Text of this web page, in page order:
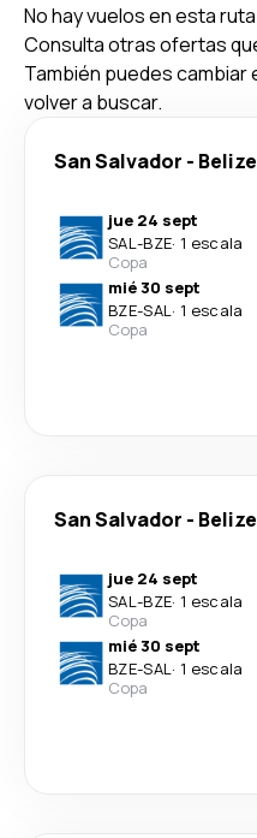
No hay vuelos en esta ruta
Consulta otras ofertas
También puedes
volver a buscar.
San Salvador -
jue 24 sept
SAL-BZE· 1 escala
Copa
mié 30 sept
BZE-SAL· 1 escala
Copa
San Salvador -
jue 24 sept
SAL-BZE· 1 escala
Copa
mié 30 sept
BZE-SAL· 1 escala
Copa